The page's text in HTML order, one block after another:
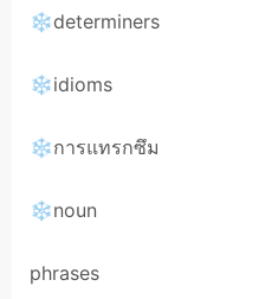
❄determiners
❄idioms
❄การแทรกซึม
❄noun
phrases